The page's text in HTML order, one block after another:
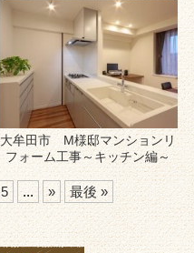
大牟田市 M様邸マンションリ
フォーム工事～キッチン編～
5 ... » 最後 »